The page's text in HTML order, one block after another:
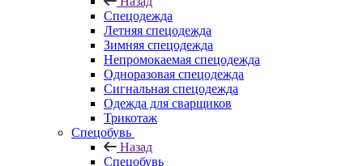
Спецодежда
Летняя спецодежда
Зимняя спецодежда
Непромокаемая спецодежда
Одноразовая спецодежда
Сигнальная спецодежда
Одежда для сварщиков
Трикотаж
Спецобувь
Назад
Спецобувь